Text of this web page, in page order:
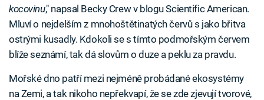
kocovinu," napsal Becky Crew v blogu Scientific American.
Mluví o nejdelším z mnohoštětinatých červů s jako břitva
ostrými kusadly. Kdokoli se s tímto podmořským červem
blíže seznámí, tak dá slovům o duze a peklu za pravdu.
Mořské dno patří mezi nejméně probádané ekosystémy
na Zemi, a tak nikoho nepřekvapí, že se zde zjevují tvorové,